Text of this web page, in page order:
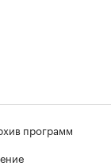
программ